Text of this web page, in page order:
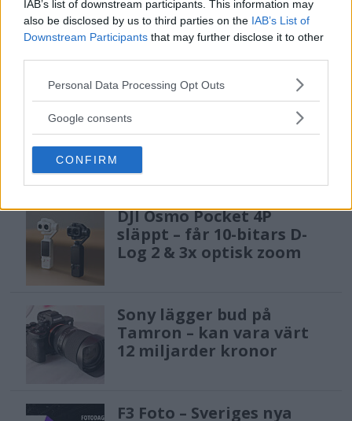
IAB’s list of downstream participants. This information may
also be disclosed by us to third parties on the IAB’s List of
Downstream Participants that may further disclose it to other
Please note that this website/app uses one or more Google
not limited to your visit or usage behaviour. You may click to
use your data for below specified purposes in below Google
consent section.
Personal Data Processing Opt Outs
Google consents
CONFIRM
programmet i Sverige, vilket gör det möjligt
att låna hem kameror och objektiv under fem
dagar för att se hur utrustningen passar dina
behov.
MEST LÄST JUST NU
DJI Osmo Pocket 4P
släppt – får 10-bitars D-
Log 2 & 3x optisk zoom
Sony lägger bud på
Tamron – kan vara värt
12 miljarder kronor
F3 Foto – Sveriges nya